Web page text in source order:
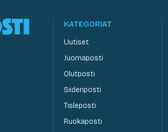
KATEGORIAT
Uutiset
Juomaposti
Olutposti
Siideriposti
Tisleposti
Ruokaposti